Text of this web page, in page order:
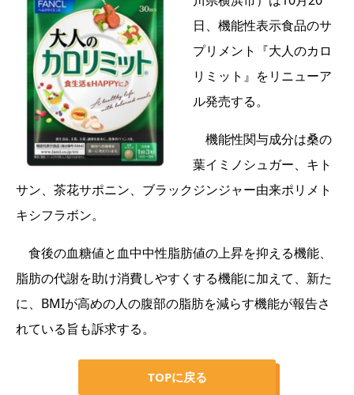
日、機能性表示食品のサ
プリメント『大人のカロ
リミット』をリニューア
ル発売する。
機能性関与成分は桑の
葉イミノシュガー、キト
サン、茶花サポニン、ブラックジンジャー由来ポリメト
キシフラボン。
食後の血糖値と血中中性脂肪値の上昇を抑える機能、
脂肪の代謝を助け消費しやすくする機能に加えて、新た
に、BMIが高めの人の腹部の脂肪を減らす機能が報告さ
れている旨も訴求する。
TOPに戻る